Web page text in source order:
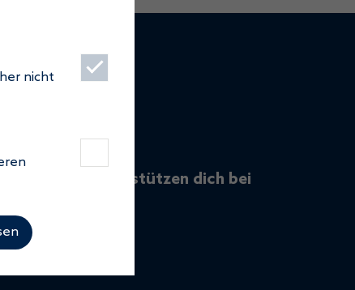
nicht
Wir unterstützen dich bei